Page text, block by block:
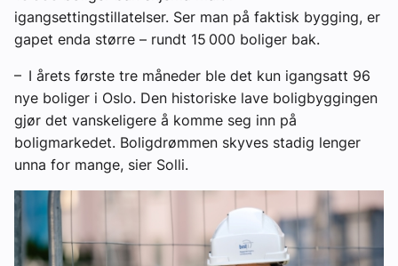
igangsettingstillatelser. Ser man på faktisk bygging, er
gapet enda større – rundt 15 000 boliger bak.
– I årets første tre måneder ble det kun igangsatt 96
nye boliger i Oslo. Den historiske lave boligbyggingen
gjør det vanskeligere å komme seg inn på
boligmarkedet. Boligdrømmen skyves stadig lenger
unna for mange, sier Solli.